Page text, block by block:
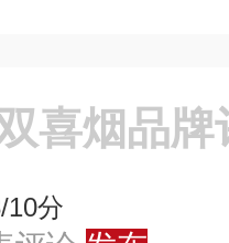
喜烟品牌
10分